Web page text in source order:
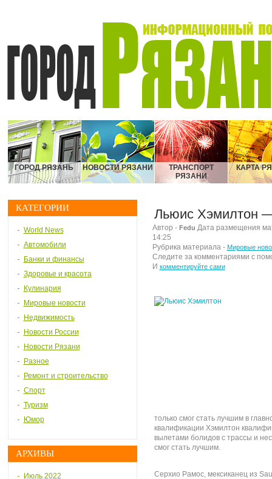
ГОРОД РЯЗАНЬ НОВОСТИ РЯЗАНИ
ТРАНСПОРТ
РЯЗАНИ
КАРТА
КАТЕГОРИИ
World News
Автомобили
Банки и финансы
Здоровье и красота
Кулинария
Мировые новости
Недвижимость
Новости России
Новости Рязани
Разное
Ремонт и строительство
Спорт
Туризм
Юмор
АРХИВЫ
Июль 2022
Льюис Хэмилтон
Автор - Fedu Дата размещения
14:25
Рубрика материала - Мировые
Следите за комментариями с
И комментируйте сами
только смог стать лучшим в
квалификации Хэмилтон
вылетами болидов с трассы и
смог стать лучшим.
Серхио Рамос, мексиканец из